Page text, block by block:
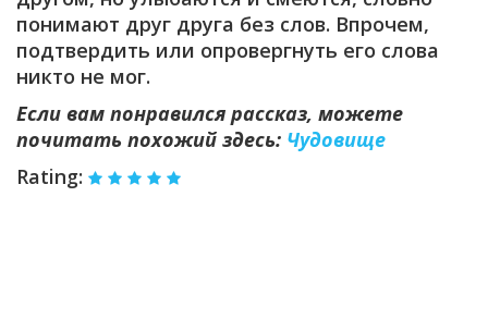
понимают друг друга без слов. Впрочем,
подтвердить или опровергнуть его слова
никто не мог.
Если вам понравился рассказ, можете
почитать похожий здесь: Чудовище
Rating: